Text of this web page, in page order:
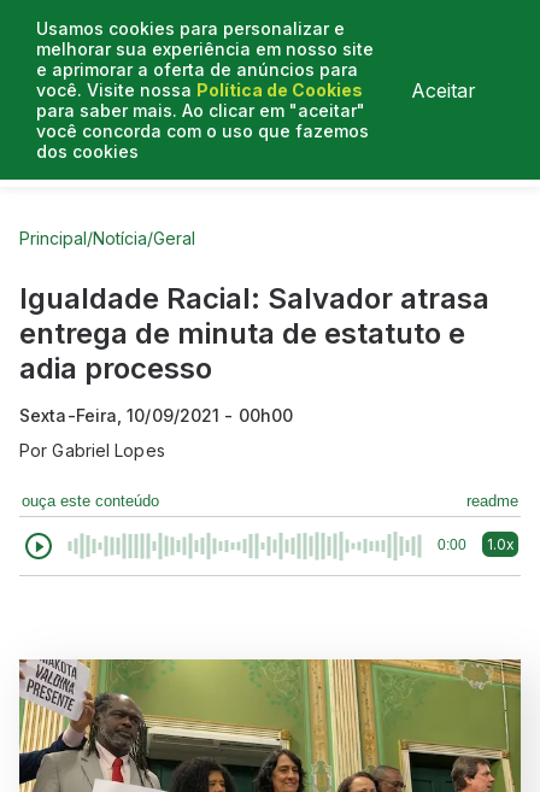
Usamos cookies para personalizar e
melhorar sua experiência em nosso site
e aprimorar a oferta de anúncios para
você. Visite nossa Política de Cookies
para saber mais. Ao clicar em "aceitar"
você concorda com o uso que fazemos
dos cookies
Aceitar
Curtas do Poder
Principal/Notícia/Geral
Igualdade Racial: Salvador atrasa
entrega de minuta de estatuto e
adia processo
Sexta-Feira, 10/09/2021 - 00h00
PorGabriel Lopes
ouça este conteúdo readme
0:00 1.0x